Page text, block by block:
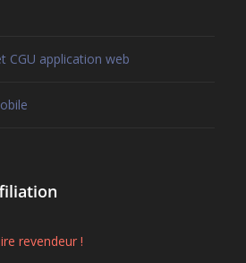
CGU application web
revendeur !